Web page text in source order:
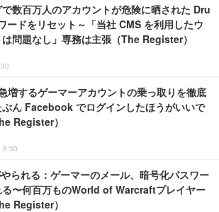
数百万人のアカウントが危険に晒された Dru
ードをリセット～「当社 CMS を利用したウ
問題なし」専務は主張（The Register）
増するゲーマーアカウントの乗っ取りを徹底
ん Facebook でログインしたほうがいいで
Register）
8:30
られる：ゲーマーのメール、暗号化パスワー
る〜何百万ものWorld of Warcraftプレイヤー
Register）